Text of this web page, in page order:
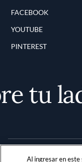
FACEBOOK
YOUTUBE
PINTEREST
tu
Al ingresar en este